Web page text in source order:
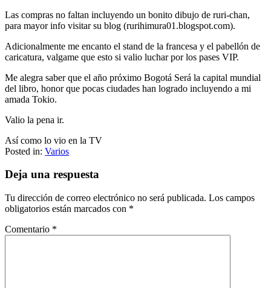
Las compras no faltan incluyendo un bonito dibujo de ruri-chan,
para mayor info visitar su blog (rurihimura01.blogspot.com).
Adicionalmente me encanto el stand de la francesa y el pabellón de
caricatura, valgame que esto si valio luchar por los pases VIP.
Me alegra saber que el año próximo Bogotá Será la capital mundial
del libro, honor que pocas ciudades han logrado incluyendo a mi
amada Tokio.
Valio la pena ir.
Así como lo vio en la TV
Posted in: Varios
Deja una respuesta
Tu dirección de correo electrónico no será publicada. Los campos
obligatorios están marcados con *
Comentario *